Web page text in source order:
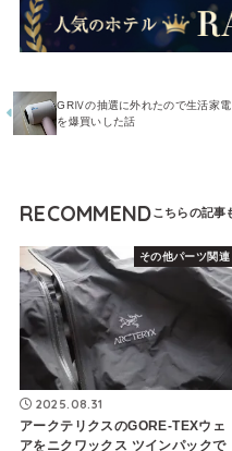
GRⅣの抽選に外れたので生活家電
を爆買いした話
RECOMMEND
その他パーツ関連
2025.08.31
アークテリクスのGORE-TEXウェ
アをニクワックス ツインパックで